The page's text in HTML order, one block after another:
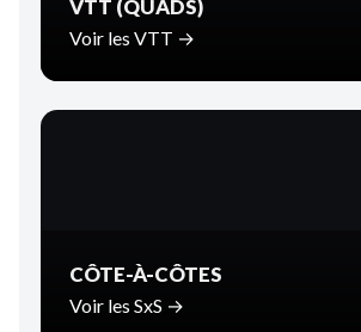
VTT (QUADS)
Voir les VTT →
CÔTE-À-CÔTES
Voir les SxS →